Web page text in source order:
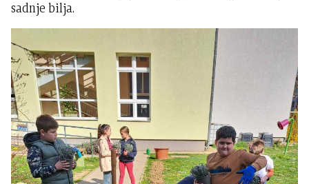
sadnje bilja.